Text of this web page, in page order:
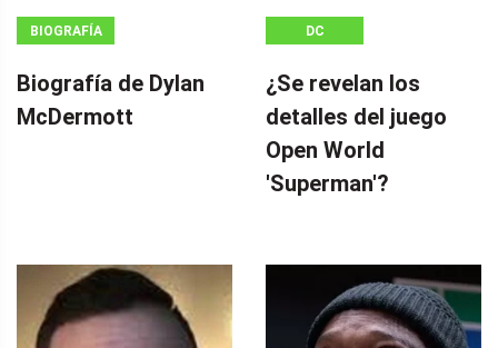
BIOGRAFÍA
Biografía de Dylan
McDermott
DC
¿Se revelan los
detalles del juego
Open World
'Superman'?